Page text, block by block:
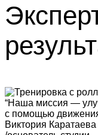
“Наша миссия —
с помощью
Виктория Каратаева